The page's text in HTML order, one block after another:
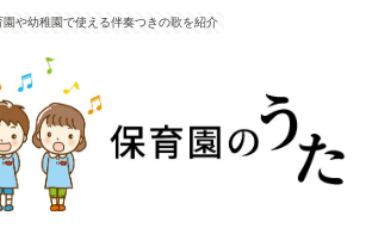
園や幼稚園で使える伴奏つきの歌を紹介